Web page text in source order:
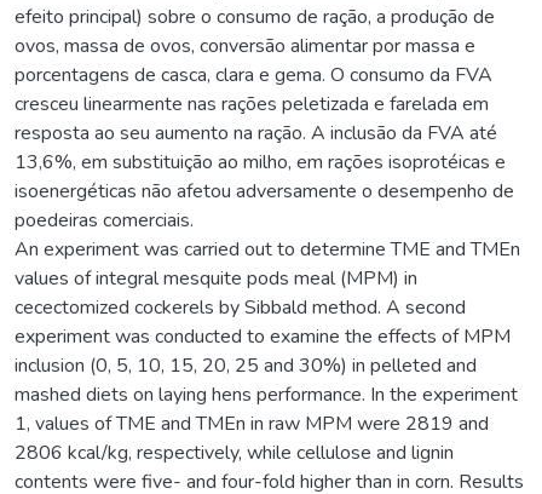
efeito principal) sobre o consumo de ração, a produção de
ovos, massa de ovos, conversão alimentar por massa e
porcentagens de casca, clara e gema. O consumo da FVA
cresceu linearmente nas rações peletizada e farelada em
resposta ao seu aumento na ração. A inclusão da FVA até
13,6%, em substituição ao milho, em rações isoprotéicas e
isoenergéticas não afetou adversamente o desempenho de
poedeiras comerciais.
An experiment was carried out to determine TME and TMEn
values of integral mesquite pods meal (MPM) in
cecectomized cockerels by Sibbald method. A second
experiment was conducted to examine the effects of MPM
inclusion (0, 5, 10, 15, 20, 25 and 30%) in pelleted and
mashed diets on laying hens performance. In the experiment
1, values of TME and TMEn in raw MPM were 2819 and
2806 kcal/kg, respectively, while cellulose and lignin
contents were five- and four-fold higher than in corn. Results